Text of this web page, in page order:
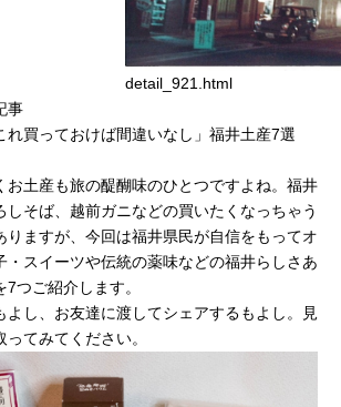
detail_921.html
事
れ買っておけば間違いなし」福井土産7選
お土産も旅の醍醐味のひとつですよね。福井
しそば、越前ガニなどの買いたくなっちゃう
りますが、今回は福井県民が自信をもってオ
・スイーツや伝統の薬味などの福井らしさあ
つご紹介します。
よし、お友達に渡してシェアするもよし。見
てみてください。